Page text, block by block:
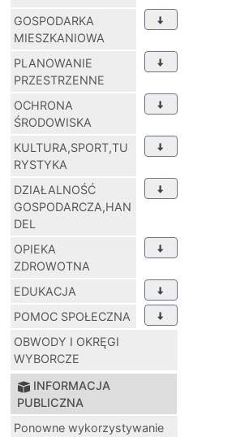
GOSPODARKA
MIESZKANIOWA
PLANOWANIE
PRZESTRZENNE
OCHRONA
ŚRODOWISKA
KULTURA,SPORT,TU
RYSTYKA
DZIAŁALNOŚĆ
GOSPODARCZA,HAN
DEL
OPIEKA
ZDROWOTNA
EDUKACJA
POMOC SPOŁECZNA
OBWODY I OKRĘGI
WYBORCZE
INFORMACJA
PUBLICZNA
Ponowne wykorzystywanie